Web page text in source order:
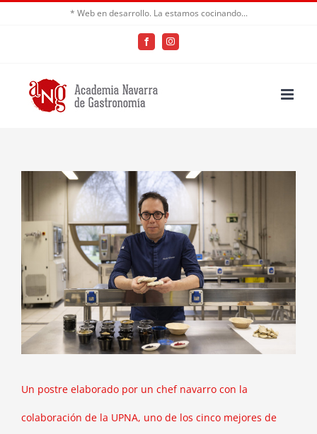
* Web en desarrollo. La estamos cocinando...
FacebookInstagram
imagen
más
grande
Un postre elaborado por un chef navarro con la
colaboración de la UPNA, uno de los cinco mejores de